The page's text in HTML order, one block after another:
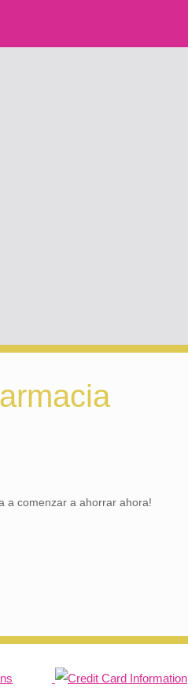
a comenzar a ahorrar ahora!